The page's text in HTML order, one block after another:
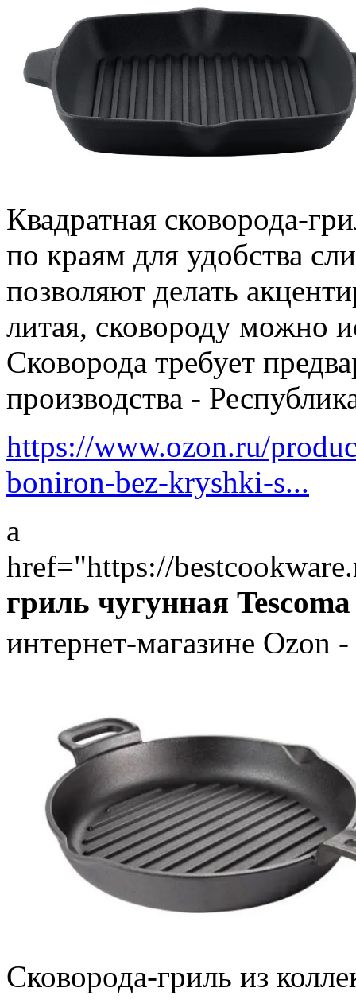
Квадратная сковорода-
по краям для удобства
позволяют делать
литая, сковороду можно
Сковорода требует
производства -
https://www.ozon.ru/
boniron-bez-kryshki-s...
a
href="https://
гриль чугунная
интернет-магазине Ozon
Сковорода-гриль из